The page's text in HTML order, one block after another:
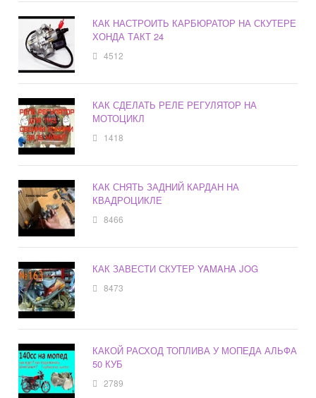
КАК НАСТРОИТЬ КАРБЮРАТОР НА СКУТЕРЕ
ХОНДА ТАКТ 24
4512
КАК СДЕЛАТЬ РЕЛЕ РЕГУЛЯТОР НА
МОТОЦИКЛ
1418
КАК СНЯТЬ ЗАДНИЙ КАРДАН НА
КВАДРОЦИКЛЕ
8466
КАК ЗАВЕСТИ СКУТЕР YAMAHA JOG
8473
КАКОЙ РАСХОД ТОПЛИВА У МОПЕДА АЛЬФА
50 КУБ
2789